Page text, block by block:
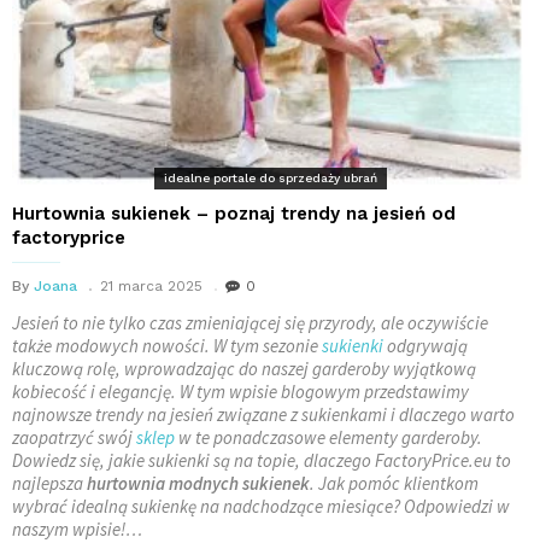
idealne portale do sprzedaży ubrań
Hurtownia sukienek – poznaj trendy na jesień od
factoryprice
By Joana 21 marca 2025 0
Jesień to nie tylko czas zmieniającej się przyrody, ale oczywiście
także modowych nowości. W tym sezoniesukienkiodgrywają
kluczową rolę, wprowadzając do naszej garderoby wyjątkową
kobiecość i elegancję. W tym wpisie blogowym przedstawimy
najnowsze trendy na jesień związane z sukienkami i dlaczego warto
zaopatrzyć swójsklep w te ponadczasowe elementy garderoby.
Dowiedz się, jakie sukienki są na topie, dlaczego FactoryPrice.eu to
najlepszahurtownia modnych sukienek. Jak pomóc klientkom
wybrać idealną sukienkę na nadchodzące miesiące? Odpowiedzi w
naszym wpisie!…